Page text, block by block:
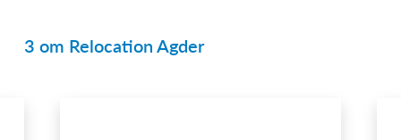
3 om Relocation Agder